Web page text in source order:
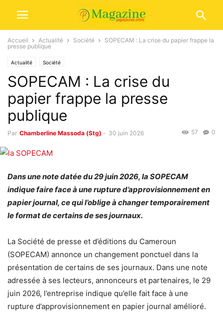
Accueil Actualité Société
SOPECAM : La crise du papier frappe la
presse publique
Actualité Société
SOPECAM : La crise du
papier frappe la presse
publique
Par Chamberline Massoda (Stg) - 30 juin 2026 0
57
Dans une note datée du 29 juin 2026, la SOPECAM
indique faire face à une rupture d’approvisionnement en
papier journal, ce qui l’oblige à changer temporairement
le format de certains de ses journaux.
La Société de presse et d’éditions du Cameroun
(SOPECAM) annonce un changement ponctuel dans la
présentation de certains de ses journaux. Dans une note
adressée à ses lecteurs, annonceurs et partenaires, le 29
juin 2026, l’entreprise indique qu’elle fait face à une
rupture d’approvisionnement en papier journal amélioré.